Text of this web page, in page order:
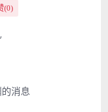
(0)
消息